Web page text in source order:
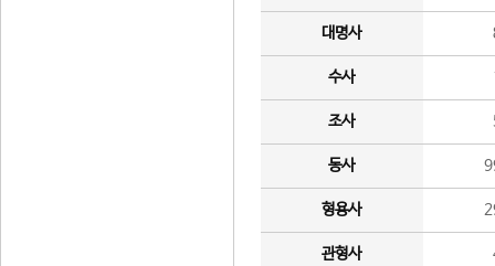
대명사
수사
조사
동사
형용사
관형사